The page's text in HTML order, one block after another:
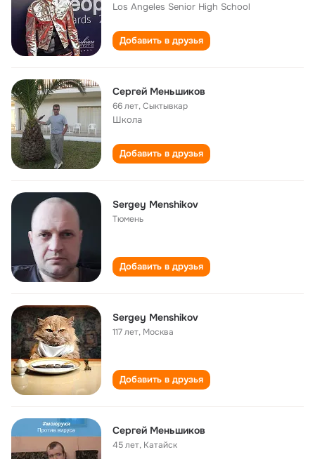
Los Angeles Senior High School
Добавить в друзья
Сергей Меньшиков
66 лет,Сыктывкар
Школа
Добавить в друзья
Sergey Menshikov
Тюмень
Добавить в друзья
Sergey Меnshikov
117 лет, Москва
Добавить в друзья
Сергей Меньшиков
45 лет, Катайск